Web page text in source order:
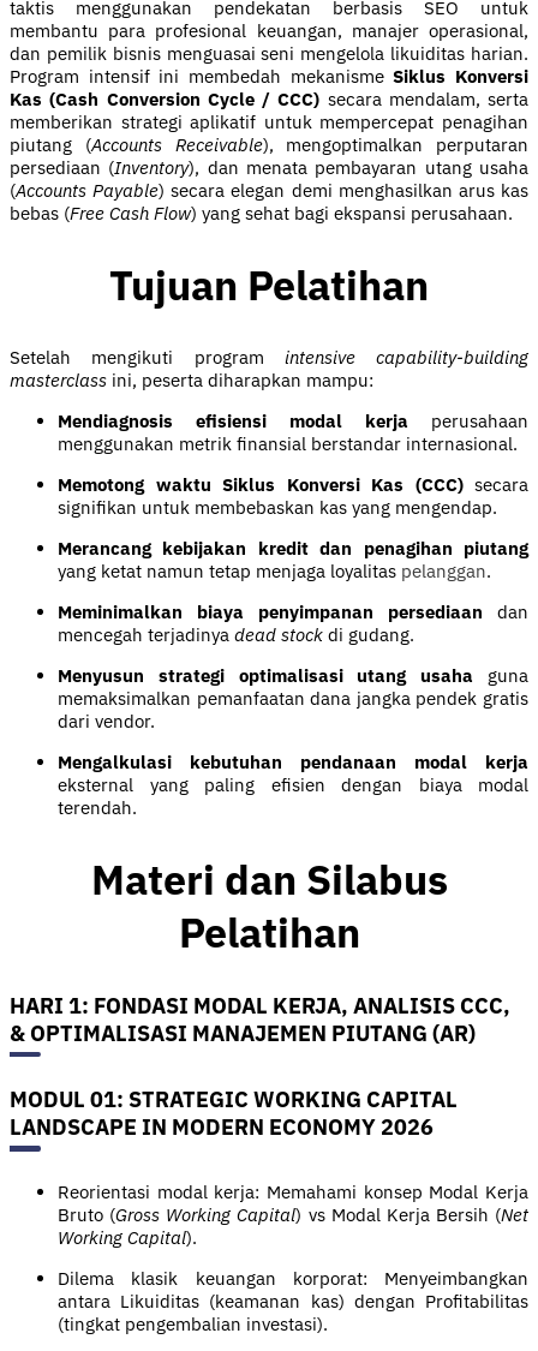
taktis menggunakan pendekatan berbasis SEO untuk
membantu para profesional keuangan, manajer operasional,
dan pemilik bisnis menguasai seni mengelola likuiditas harian.
Program intensif ini membedah mekanismeSiklus Konversi
Kas (Cash Conversion Cycle / CCC) secara mendalam, serta
memberikan strategi aplikatif untuk mempercepat penagihan
piutang (Accounts Receivable), mengoptimalkan perputaran
persediaan (Inventory), dan menata pembayaran utang usaha
(Accounts Payable) secara elegan demi menghasilkan arus kas
bebas (Free Cash Flow) yang sehat bagi ekspansi perusahaan.
Tujuan Pelatihan
Setelah mengikuti program intensive capability-building
masterclass ini, peserta diharapkan mampu:
Mendiagnosis efisiensi modal kerja perusahaan
menggunakan metrik finansial berstandar internasional.
Memotong waktu Siklus Konversi Kas (CCC)secara
signifikan untuk membebaskan kas yang mengendap.
Merancang kebijakan kredit dan penagihan piutang
yang ketat namun tetap menjaga loyalitas pelanggan.
Meminimalkan biaya penyimpanan persediaan dan
mencegah terjadinya dead stock di gudang.
Menyusun strategi optimalisasi utang usaha guna
memaksimalkan pemanfaatan dana jangka pendek gratis
dari vendor.
Mengalkulasi kebutuhan pendanaan modal kerja
eksternal yang paling efisien dengan biaya modal
terendah.
Materi dan Silabus
Pelatihan
HARI 1: FONDASI MODAL KERJA, ANALISIS CCC,
& OPTIMALISASI MANAJEMEN PIUTANG (AR)
MODUL 01: STRATEGIC WORKING CAPITAL
LANDSCAPE IN MODERN ECONOMY 2026
Reorientasi modal kerja: Memahami konsep Modal Kerja
Bruto (Gross Working Capital) vs Modal Kerja Bersih (Net
Working Capital).
Dilema klasik keuangan korporat: Menyeimbangkan
antara Likuiditas (keamanan kas) dengan Profitabilitas
(tingkat pengembalian investasi).